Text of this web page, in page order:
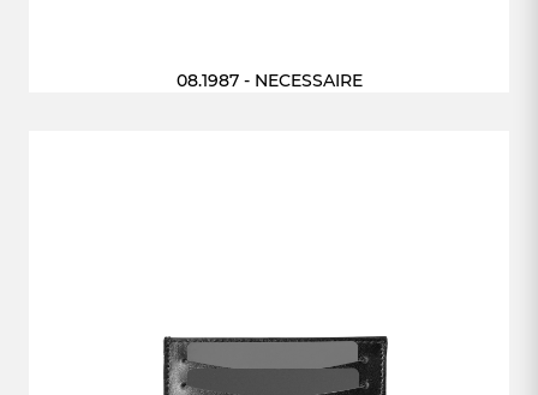
08.1987 - NECESSAIRE